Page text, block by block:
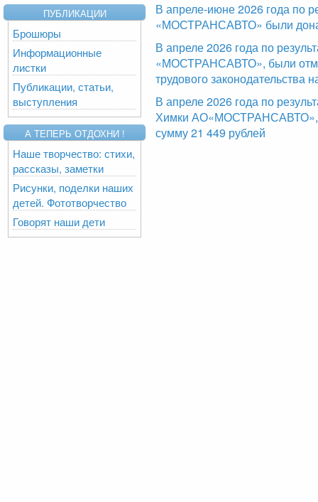
ПУБЛИКАЦИИ
Брошюры
Информационные
листки
Публикации, статьи,
выступления
А ТЕПЕРЬ ОТДОХНИ !
Наше творчество: стихи,
рассказы, заметки
Рисунки, поделки наших
детей. Фототворчество
Говорят наши дети
В апреле-июне 2026 года по
«МОСТРАНСАВТО» были
В апреле 2026 года по
«МОСТРАНСАВТО», были
трудового
В апреле 2026 года по
Химки АО«МОСТРАНСАВТО»,
сумму 21 449 рублей